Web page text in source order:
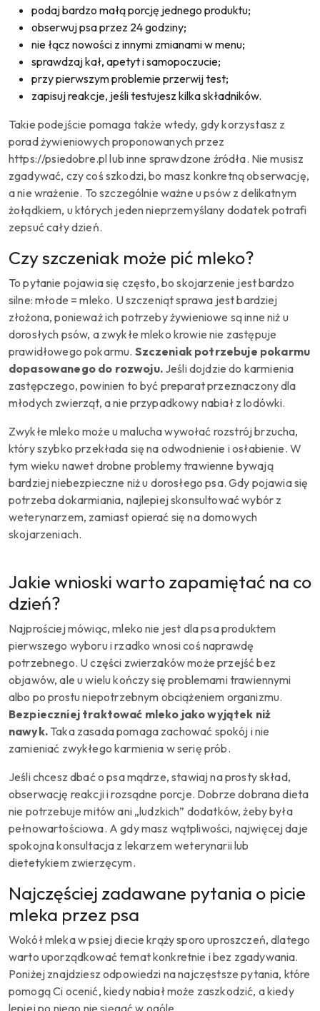
podaj bardzo małą porcję jednego produktu;
obserwuj psa przez 24 godziny;
nie łącz nowości z innymi zmianami w menu;
sprawdzaj kał, apetyt i samopoczucie;
przy pierwszym problemie przerwij test;
zapisuj reakcje, jeśli testujesz kilka składników.
Takie podejście pomaga także wtedy, gdy korzystasz z
porad żywieniowych proponowanych przez
https://psiedobre.pl lub inne sprawdzone źródła. Nie musisz
zgadywać, czy coś szkodzi, bo masz konkretną obserwację,
a nie wrażenie. To szczególnie ważne u psów z delikatnym
żołądkiem, u których jeden nieprzemyślany dodatek potrafi
zepsuć cały dzień.
Czy szczeniak może pić mleko?
To pytanie pojawia się często, bo skojarzenie jest bardzo
silne: młode = mleko. U szczeniąt sprawa jest bardziej
złożona, ponieważ ich potrzeby żywieniowe są inne niż u
dorosłych psów, a zwykłe mleko krowie nie zastępuje
prawidłowego pokarmu. Szczeniak potrzebuje pokarmu
dopasowanego do rozwoju.Jeśli dojdzie do karmienia
zastępczego, powinien to być preparat przeznaczony dla
młodych zwierząt, a nie przypadkowy nabiał z lodówki.
Zwykłe mleko może u malucha wywołać rozstrój brzucha,
który szybko przekłada się na odwodnienie i osłabienie. W
tym wieku nawet drobne problemy trawienne bywają
bardziej niebezpieczne niż u dorosłego psa. Gdy pojawia się
potrzeba dokarmiania, najlepiej skonsultować wybór z
weterynarzem, zamiast opierać się na domowych
skojarzeniach.
Jakie wnioski warto zapamiętać na co
dzień?
Najprościej mówiąc, mleko nie jest dla psa produktem
pierwszego wyboru i rzadko wnosi coś naprawdę
potrzebnego. U części zwierzaków może przejść bez
objawów, ale u wielu kończy się problemami trawiennymi
albo po prostu niepotrzebnym obciążeniem organizmu.
Bezpieczniej traktować mleko jako wyjątek niż
nawyk.Taka zasada pomaga zachować spokój i nie
zamieniać zwykłego karmienia w serię prób.
Jeśli chcesz dbać o psa mądrze, stawiaj na prosty skład,
obserwację reakcji i rozsądne porcje. Dobrze dobrana dieta
nie potrzebuje mitów ani „ludzkich” dodatków, żeby była
pełnowartościowa. A gdy masz wątpliwości, najwięcej daje
spokojna konsultacja z lekarzem weterynarii lub
dietetykiem zwierzęcym.
Najczęściej zadawane pytania o picie
mleka przez psa
Wokół mleka w psiej diecie krąży sporo uproszczeń, dlatego
warto uporządkować temat konkretnie i bez zgadywania.
Poniżej znajdziesz odpowiedzi na najczęstsze pytania, które
pomogą Ci ocenić, kiedy nabiał może zaszkodzić, a kiedy